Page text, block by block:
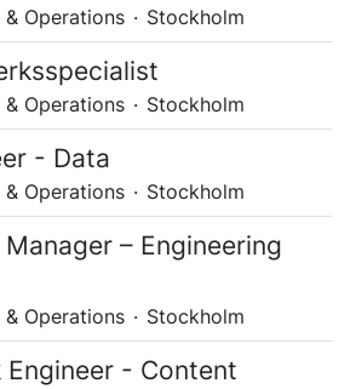
Operations · Stockholm
Operations · Stockholm
- Data
Operations · Stockholm
– Engineering
Operations · Stockholm
Engineer - Content